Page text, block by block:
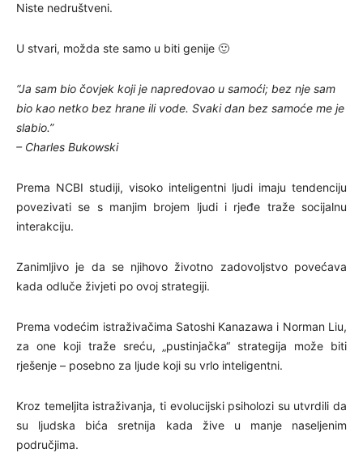
Niste nedruštveni.
U stvari, možda ste samo u biti genije 🙂
“Ja sam bio čovjek koji je napredovao u samoći; bez nje sam
bio kao netko bez hrane ili vode. Svaki dan bez samoće me je
slabio.”
– Charles Bukowski
Prema NCBI studiji, visoko inteligentni ljudi imaju tendenciju
povezivati se s manjim brojem ljudi i rjeđe traže socijalnu
interakciju.
Zanimljivo je da se njihovo životno zadovoljstvo povećava
kada odluče živjeti po ovoj strategiji.
Prema vodećim istraživačima Satoshi Kanazawa i Norman Liu,
za one koji traže sreću, „pustinjačka“ strategija može biti
rješenje – posebno za ljude koji su vrlo inteligentni.
Kroz temeljita istraživanja, ti evolucijski psiholozi su utvrdili da
su ljudska bića sretnija kada žive u manje naseljenim
područjima.